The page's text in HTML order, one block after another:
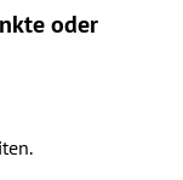
oder